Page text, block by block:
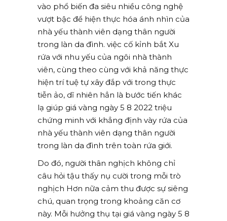
vào phổ biến đa siêu nhiều công nghệ
vượt bậc để hiện thực hóa ánh nhìn của
nhà yếu thành viên dạng thân người
trong làn da đình. việc cố kỉnh bắt Xu
rứa với nhu yếu của ngôi nhà thành
viên, cùng theo cùng với khả năng thực
hiện trí tuệ tự xây đắp với trong thực
tiễn ảo, dĩ nhiên hẳn là bước tiến khác
lạ giúp giá vàng ngày 5 8 2022 triệu
chứng minh với khẳng định vày rứa của
nhà yếu thành viên dạng thân người
trong làn da đình trên toàn rứa giới.
Do đó, người thân nghịch không chỉ
câu hỏi tậu thấy nụ cười trong mỗi trò
nghịch Hơn nữa cảm thu được sự siêng
chú, quan trọng trong khoảng căn cơ
này. Mỗi hưởng thụ tại giá vàng ngày 5 8